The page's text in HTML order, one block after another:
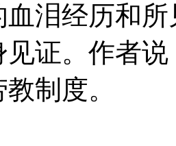
血泪经历和
见证。作者
制度。